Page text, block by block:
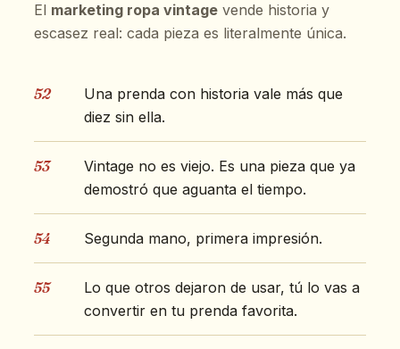
El marketing ropa vintage vende historia y
escasez real: cada pieza es literalmente única.
52
Una prenda con historia vale más que
diez sin ella.
53
Vintage no es viejo. Es una pieza que ya
demostró que aguanta el tiempo.
54 Segunda mano, primera impresión.
55
Lo que otros dejaron de usar, tú lo vas a
convertir en tu prenda favorita.